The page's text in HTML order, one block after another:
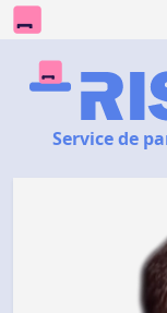
Service de